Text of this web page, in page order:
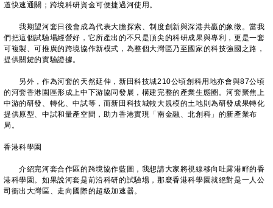
道快速通關；跨境科研資金可便捷過河使用。
我期望河套日後會成為代表大膽探索、制度創新與深港共贏的象徵。當我
們把這個試驗場經營好，它所產出的不只是頂尖的科研成果與專利，更是一套
可複製、可推廣的跨境協作新模式，為整個大灣區乃至國家的科技強國之路，
提供關鍵的實驗證據。
另外，作為河套的天然延伸，新田科技城210公頃創科用地亦會與87公頃
的河套香港園區形成上中下游協同發展，構建完整的產業生態圈。河套聚焦上
中游的研發、轉化、中試等，而新田科技城較大規模的土地則為研發成果轉化
提供原型、中試和量產空間，助力香港實現「南金融、北創科」的新產業布
局。
香港科學園
介紹完河套合作區的跨境協作藍圖，我想請大家將視線移向吐露港畔的香
港科學園。如果說河套是前沿科研的試驗場，那麼香港科學園就絕對是一人公
司衝出大灣區、走向國際的超級加速器。